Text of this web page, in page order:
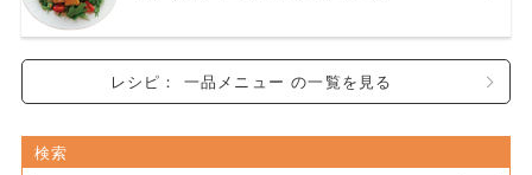
レシピ： 一品メニュー の一覧を見る
検索